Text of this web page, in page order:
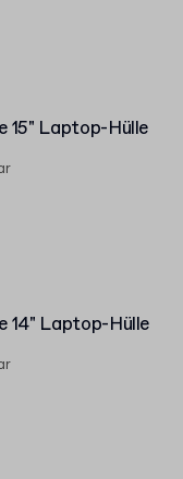
15" Laptop-Hülle
14" Laptop-Hülle